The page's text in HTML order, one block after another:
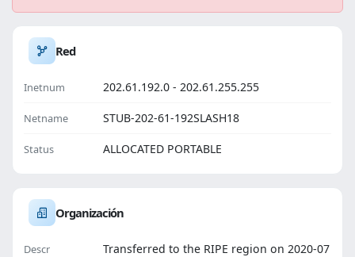
Red
Inetnum 202.61.192.0 - 202.61.255.255
Netname STUB-202-61-192SLASH18
Status ALLOCATED PORTABLE
Organización
Descr
Transferred to the RIPE region on 2020-07